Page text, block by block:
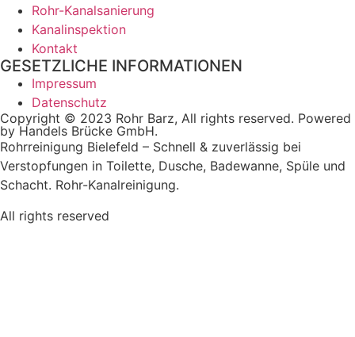
Rohr-Kanalsanierung
Kanalinspektion
Kontakt
GESETZLICHE INFORMATIONEN
Impressum
Datenschutz
Copyright © 2023 Rohr Barz, All rights reserved. Powered
by Handels Brücke GmbH.
Rohrreinigung Bielefeld – Schnell & zuverlässig bei
Verstopfungen in Toilette, Dusche, Badewanne, Spüle und
Schacht. Rohr-Kanalreinigung.
All rights reserved